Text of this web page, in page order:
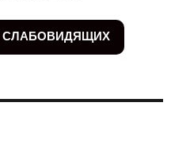
СЛАБОВИДЯЩИХ